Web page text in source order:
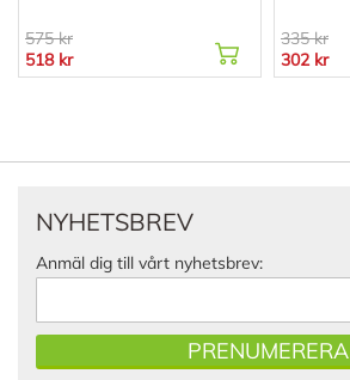
575 kr
518 kr
335 kr
302 kr
NYHETSBREV
Anmäl dig till vårt nyhetsbrev:
PRENUMERERA